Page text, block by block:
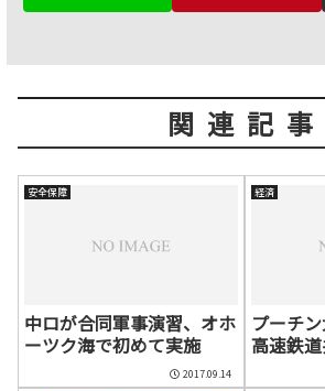
関連記事
安全保障
中ロが合同軍事演習、オホ
ーツク海で初めて実施
2017.09.14
経済
プーチ
高速鉄